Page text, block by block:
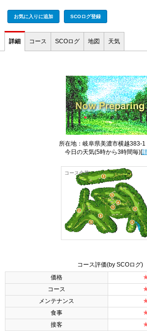
お気に入りに追加 SCOログ登録
詳細 コース SCOログ 地図 天気
所在地：岐阜県美濃市横越383-1
今日の天気(5時から3時間毎)[
コース全景
コース評価(by SCOログ)
価格
コース
メンテナンス
食事
接客